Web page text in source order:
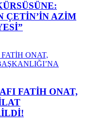
ÇETİN’İN AZİM
FATİH ONAT,